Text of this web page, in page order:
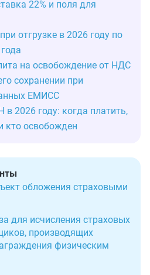
22% и поля для
отгрузке в 2026 году по
на освобождение от НДС
сохранении при
ЕМИСС
2026 году: когда платить,
кто освобожден
обложения страховыми
для исчисления страховых
производящих
физическим